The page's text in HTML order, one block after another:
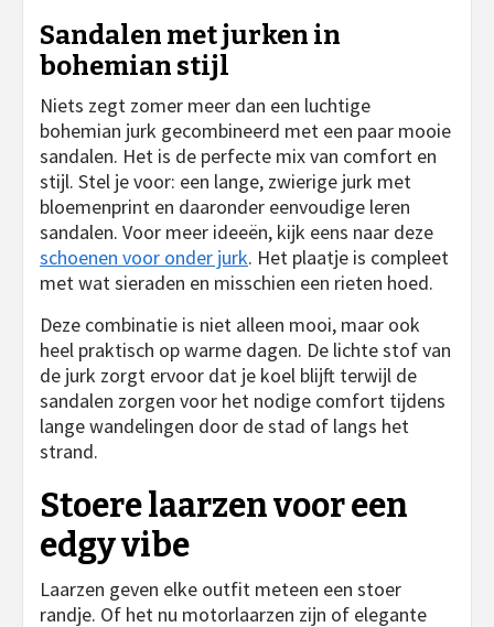
Sandalen met jurken in
bohemian stijl
Niets zegt zomer meer dan een luchtige
bohemian jurk gecombineerd met een paar mooie
sandalen. Het is de perfecte mix van comfort en
stijl. Stel je voor: een lange, zwierige jurk met
bloemenprint en daaronder eenvoudige leren
sandalen. Voor meer ideeën, kijk eens naar deze
schoenen voor onder jurk. Het plaatje is compleet
met wat sieraden en misschien een rieten hoed.
Deze combinatie is niet alleen mooi, maar ook
heel praktisch op warme dagen. De lichte stof van
de jurk zorgt ervoor dat je koel blijft terwijl de
sandalen zorgen voor het nodige comfort tijdens
lange wandelingen door de stad of langs het
strand.
Stoere laarzen voor een
edgy vibe
Laarzen geven elke outfit meteen een stoer
randje. Of het nu motorlaarzen zijn of elegante